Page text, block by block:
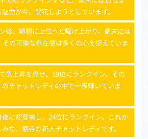
力が今、開花しようとしています。
後、順調に上位へと駆け上がり、週末には
の可憐な存在感は多くの心を捉えていま
急上昇を見せ、19位にランクイン。その
チャットレディの中で一際輝いていま
後に初登場し、24位にランクイン。これか
な、期待の新人チャットレディです。